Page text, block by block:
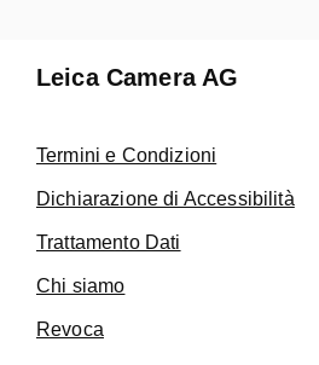
Leica Camera AG
Termini e Condizioni
Dichiarazione di Accessibilità
Trattamento Dati
Chi siamo
Revoca